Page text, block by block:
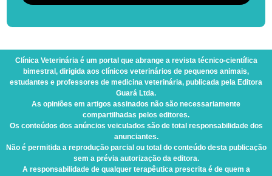
Clínica Veterinária é um portal que abrange a revista técnico-científica
bimestral, dirigida aos clínicos veterinários de pequenos animais,
estudantes e professores de medicina veterinária, publicada pela Editora
Guará Ltda.
As opiniões em artigos assinados não são necessariamente
compartilhadas pelos editores.
Os conteúdos dos anúncios veiculados são de total responsabilidade dos
anunciantes.
Não é permitida a reprodução parcial ou total do conteúdo desta publicação
sem a prévia autorização da editora.
A responsabilidade de qualquer terapêutica prescrita é de quem a